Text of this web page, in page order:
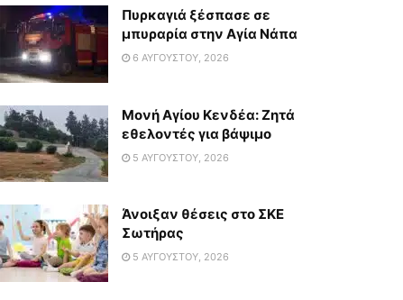
Πυρκαγιά ξέσπασε σε
μπυραρία στην Αγία Νάπα
6 ΑΥΓΟΎΣΤΟΥ, 2026
Μονή Αγίου Κενδέα: Ζητά
εθελοντές για βάψιμο
5 ΑΥΓΟΎΣΤΟΥ, 2026
Άνοιξαν θέσεις στο ΣΚΕ
Σωτήρας
5 ΑΥΓΟΎΣΤΟΥ, 2026